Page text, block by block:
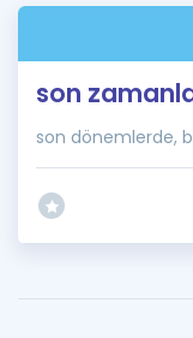
İngilizce
son
son dönemlerde,